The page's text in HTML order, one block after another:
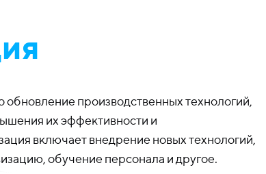
производственных технологий,
их эффективности и
включает внедрение новых технологий,
обучение персонала и другое.